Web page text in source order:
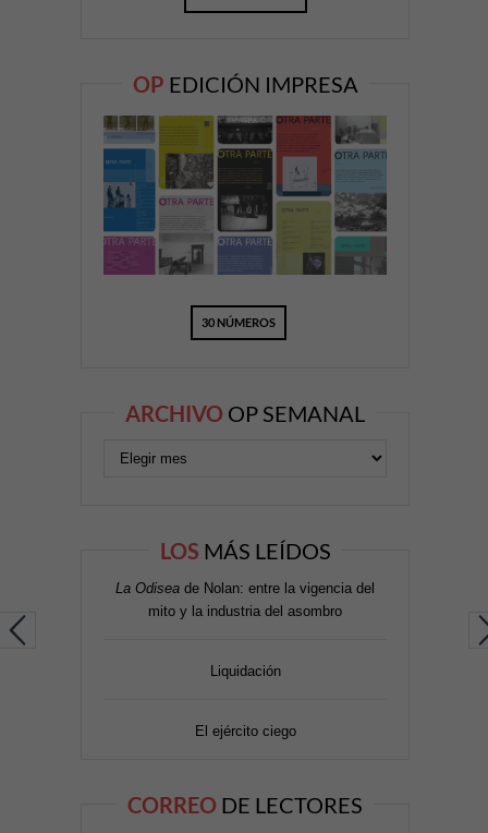
OP EDICIÓN IMPRESA
30 NÚMEROS
ARCHIVO OP SEMANAL
LOS MÁS LEÍDOS
La Odisea de Nolan: entre la vigencia del
mito y la industria del asombro
Liquidación
El ejército ciego
CORREO DE LECTORES